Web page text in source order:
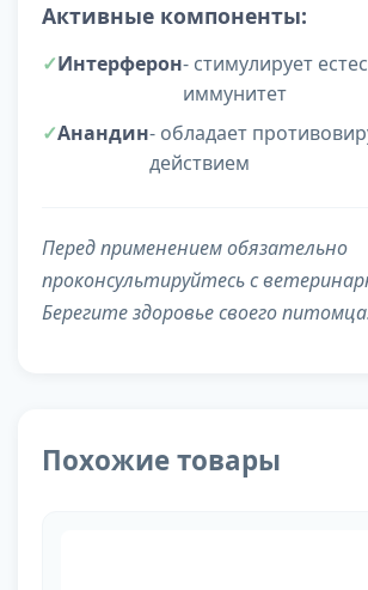
Активные компоненты:
Интерферон- стимулирует
иммунитет
Анандин- обладает
действием
Перед применением обязательно
проконсультируйтесь с
Берегите здоровье своего
Похожие товары